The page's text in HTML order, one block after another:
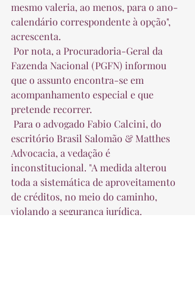
mesmo valeria, ao menos, para o ano-
calendário correspondente à opção",
acrescenta.
Fazenda Nacional (PGFN) informou
que o assunto encontra-se em
acompanhamento especial e que
pretende recorrer.
escritório Brasil Salomão & Matthes
Advocacia, a vedação é
inconstitucional. "A medida alterou
toda a sistemática de aproveitamento
de créditos, no meio do caminho,
violando a segurança jurídica.